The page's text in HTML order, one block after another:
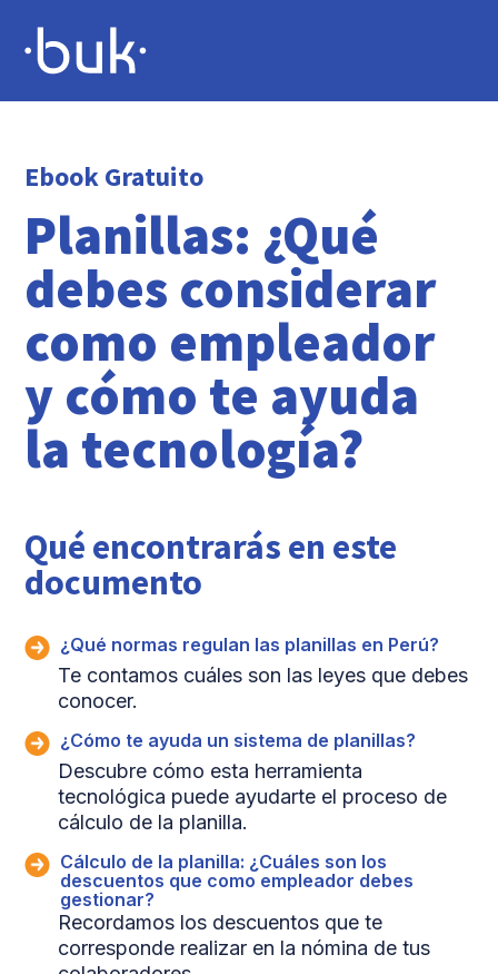
Ebook Gratuito
Planillas: ¿Qué
debes considerar
como empleador
y cómo te ayuda
la tecnología?
Qué encontrarás en este
documento
¿Qué normas regulan las planillas en Perú?
Te contamos cuáles son las leyes que debes
conocer.
¿Cómo te ayuda un sistema de planillas?
Descubre cómo esta herramienta
tecnológica puede ayudarte el proceso de
cálculo de la planilla.
Cálculo de la planilla: ¿Cuáles son los
descuentos que como empleador debes
gestionar?
Recordamos los descuentos que te
corresponde realizar en la nómina de tus